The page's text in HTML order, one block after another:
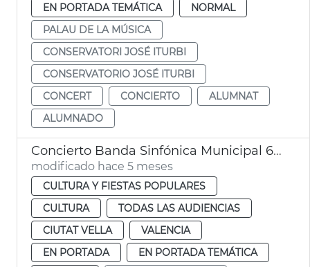
EN PORTADA TEMÁTICA
NORMAL
PALAU DE LA MÚSICA
CONSERVATORI JOSÉ ITURBI
CONSERVATORIO JOSÉ ITURBI
CONCERT
CONCIERTO
ALUMNAT
ALUMNADO
Concierto Banda Sinfónica Municipal 600 aniversario Micalet
modificado hace 5 meses
CULTURA Y FIESTAS POPULARES
CULTURA
TODAS LAS AUDIENCIAS
CIUTAT VELLA
VALENCIA
EN PORTADA
EN PORTADA TEMÁTICA